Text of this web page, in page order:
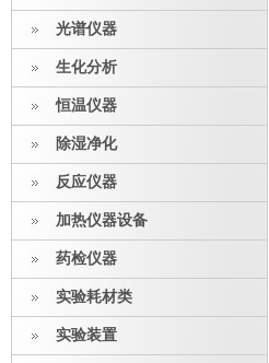
光谱仪器
生化分析
恒温仪器
除湿净化
反应仪器
加热仪器设备
药检仪器
实验耗材类
实验装置